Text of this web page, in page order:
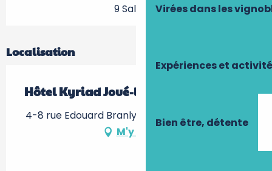
Virées dans les
Expériences et
Bien être, détente
9 Salle(s)
Localisation
Hôtel Kyriad Joué-lès-Tours
4-8 rue Edouard Branly, 37300 Joué-lès-Tours
M'y rendre